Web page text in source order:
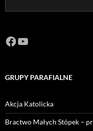
Facebook
https://
GRUPY PARAFIALNE
Akcja Katolicka
Bractwo Małych Stópek –